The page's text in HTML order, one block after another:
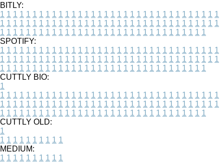
BITLY:
1 1 1 1 1 1 1 1 1 1 1 1 1 1 1 1 1 1 1 1 1 1 1 1 1 1 1 1 1 1 1 1 1 1
1 1 1 1 1 1 1 1 1 1 1 1 1 1 1 1 1 1 1 1 1 1 1 1 1 1 1 1 1 1 1 1 1 1
1 1 1 1 1 1 1 1 1 1 1 1 1 1 1 1 1 1 1 1 1 1 1 1 1 1 1 1 1 1 1 1
SPOTIFY:
1 1 1 1 1 1 1 1 1 1 1 1 1 1 1 1 1 1 1 1 1 1 1 1 1 1 1 1 1 1 1 1 1 1
1 1 1 1 1 1 1 1 1 1 1 1 1 1 1 1 1 1 1 1 1 1 1 1 1 1 1 1 1 1 1 1 1 1
1 1 1 1 1 1 1 1 1 1 1 1 1 1 1 1 1 1 1 1 1 1 1 1 1 1 1 1 1 1 1 1
CUTTLY BIO:
1
1 1 1 1 1 1 1 1 1 1 1 1 1 1 1 1 1 1 1 1 1 1 1 1 1 1 1 1 1 1 1 1 1 1
1 1 1 1 1 1 1 1 1 1 1 1 1 1 1 1 1 1 1 1 1 1 1 1 1 1 1 1 1 1 1 1 1 1
1 1 1 1 1 1 1 1 1 1 1 1 1 1 1 1 1 1 1 1 1 1 1 1 1 1 1 1 1 1 1 1
CUTTLY OLD:
1
1 1 1 1 1 1 1 1 1 1
MEDIUM:
1 1 1 1 1 1 1 1 1 1